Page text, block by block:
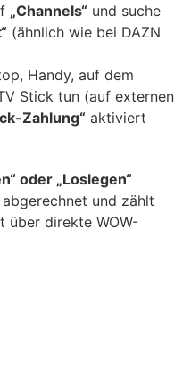
„Channels“ und suche
(ähnlich wie bei DAZN
Handy, auf dem
Stick tun (auf externen
Zahlung“ aktiviert
oder „Loslegen“
und zählt
über direkte WOW-